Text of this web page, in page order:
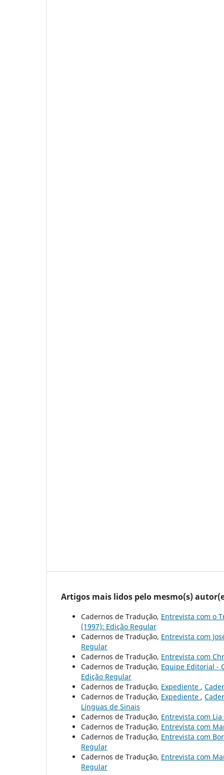
Artigos mais lidos pelo mesmo(s)
Cadernos de Tradução, Entrevista com o
(1997): Edição Regular
Cadernos de Tradução, Entrevista com
Regular
Cadernos de Tradução, Entrevista com
Cadernos de Tradução, Equipe Editorial -
Edição Regular
Cadernos de Tradução, Expediente ,
Cadernos de Tradução, Expediente ,
Línguas de Sinais
Cadernos de Tradução, Entrevista com
Cadernos de Tradução, Entrevista com
Cadernos de Tradução, Entrevista com
Regular
Cadernos de Tradução, Entrevista com
Regular